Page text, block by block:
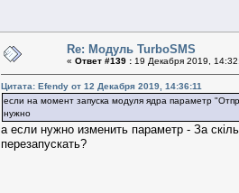
Re: Модуль TurboSMS
« Ответ #139 : 19 Декабря 2019,
Цитата: Efendy от 12 Декабря 2019, 14:36:11
если на момент запуска модуля ядра параметр
нужно
а если нужно изменить параметр - За
перезапускать?